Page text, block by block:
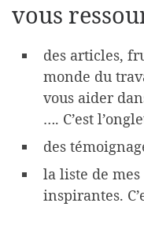
L'art
fin
vous
des articles,
monde du
vous aider
…. C’est
des
la liste de
inspirantes.